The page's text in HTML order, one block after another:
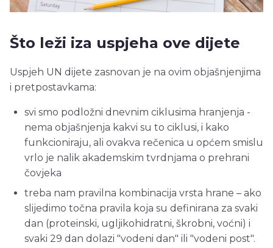
Što leži iza uspjeha ove dijete
Uspjeh UN dijete zasnovan je na ovim objašnjenjima
i pretpostavkama:
svi smo podložni dnevnim ciklusima hranjenja -
nema objašnjenja kakvi su to ciklusi, i kako
funkcioniraju, ali ovakva rečenica u općem smislu
vrlo je nalik akademskim tvrdnjama o prehrani
čovjeka
treba nam pravilna kombinacija vrsta hrane – ako
slijedimo točna pravila koja su definirana za svaki
dan (proteinski, ugljikohidratni, škrobni, voćni) i
svaki 29 dan dolazi "vodeni dan" ili "vodeni post".